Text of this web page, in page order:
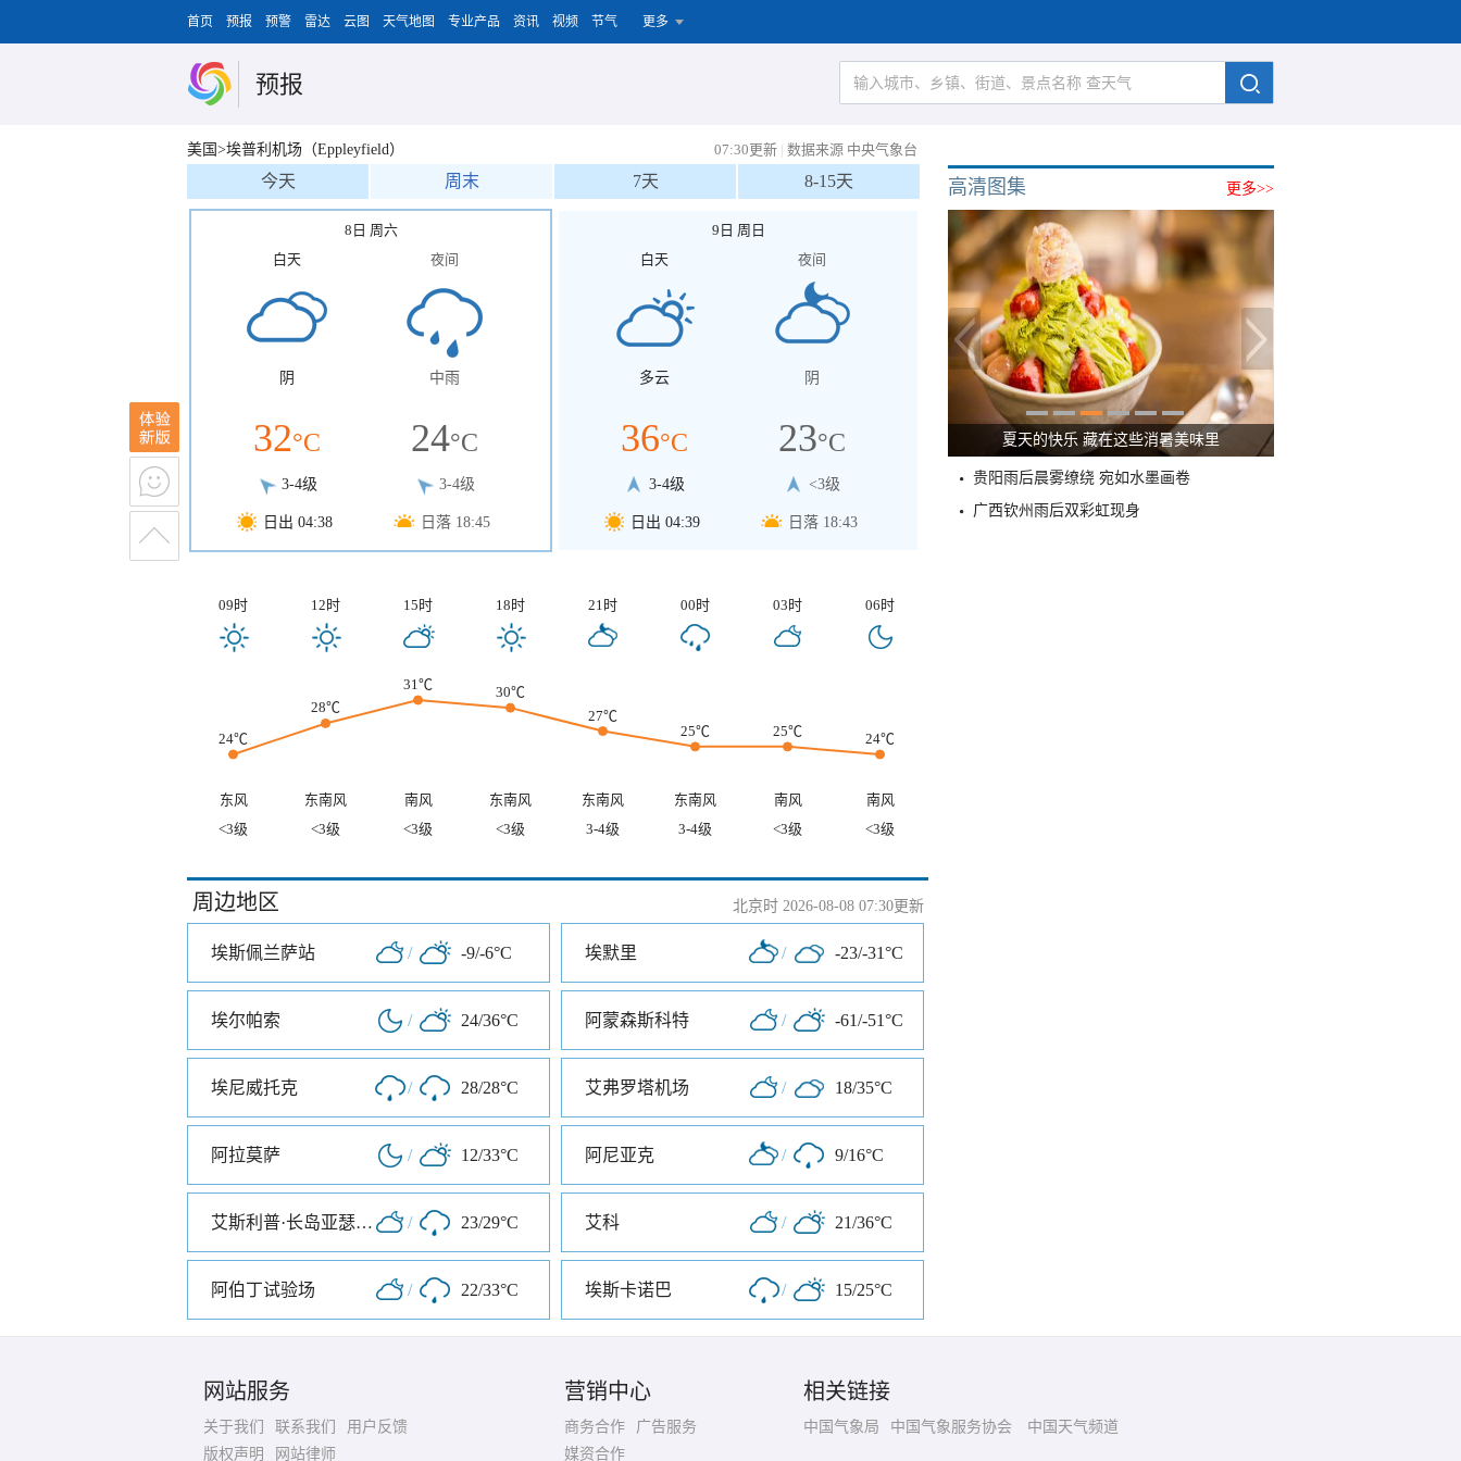
首页 预报 预警 雷达 云图 天气地图 专业产品 资讯 视频 节气 更多
预报
美国>埃普利机场（Eppleyfield） 07:30更新 | 数据来源 中央气象台
今天 周末 7天 8-15天
8日 周六
白天
阴
32°C
3-4级
日出 04:38
夜间
中雨
24°C
3-4级
日落 18:45
9日 周日
白天
多云
36°C
3-4级
日出 04:39
夜间
阴
23°C
<3级
日落 18:43
09时 12时 15时 18时 21时 00时 03时 06时
24℃
28℃
31℃
30℃
27℃
25℃
25℃ 24℃
东风 东南风 南风 东南风 东南风 东南风 南风
南风
<3级
<3级 <3级 <3级 3-4级 3-4级 <3级 <3级
周边地区 北京时 2026-08-08 07:30更新
埃斯佩兰萨站 / -9/-6°C 埃默里 / -23/-31°C
埃尔帕索 / 24/36°C 阿蒙森斯科特 / -61/-51°C
埃尼威托克 / 28/28°C 艾弗罗塔机场 / 18/35°C
阿拉莫萨 / 12/33°C 阿尼亚克 / 9/16°C
艾斯利普·长岛亚瑟机场 / 23/29°C 艾科 / 21/36°C
阿伯丁试验场 / 22/33°C 埃斯卡诺巴 / 15/25°C
更多>>
高清图集
夏天的快乐 藏在这些消暑美味里
贵阳雨后晨雾缭绕 宛如水墨画卷
广西钦州雨后双彩虹现身
网站服务
关于我们 联系我们
用户反馈
版权声明
网站律师
营销中心
商务合作
广告服务
媒资合作
相关链接
中国气象局 中国气象服务协会 中国天气频道